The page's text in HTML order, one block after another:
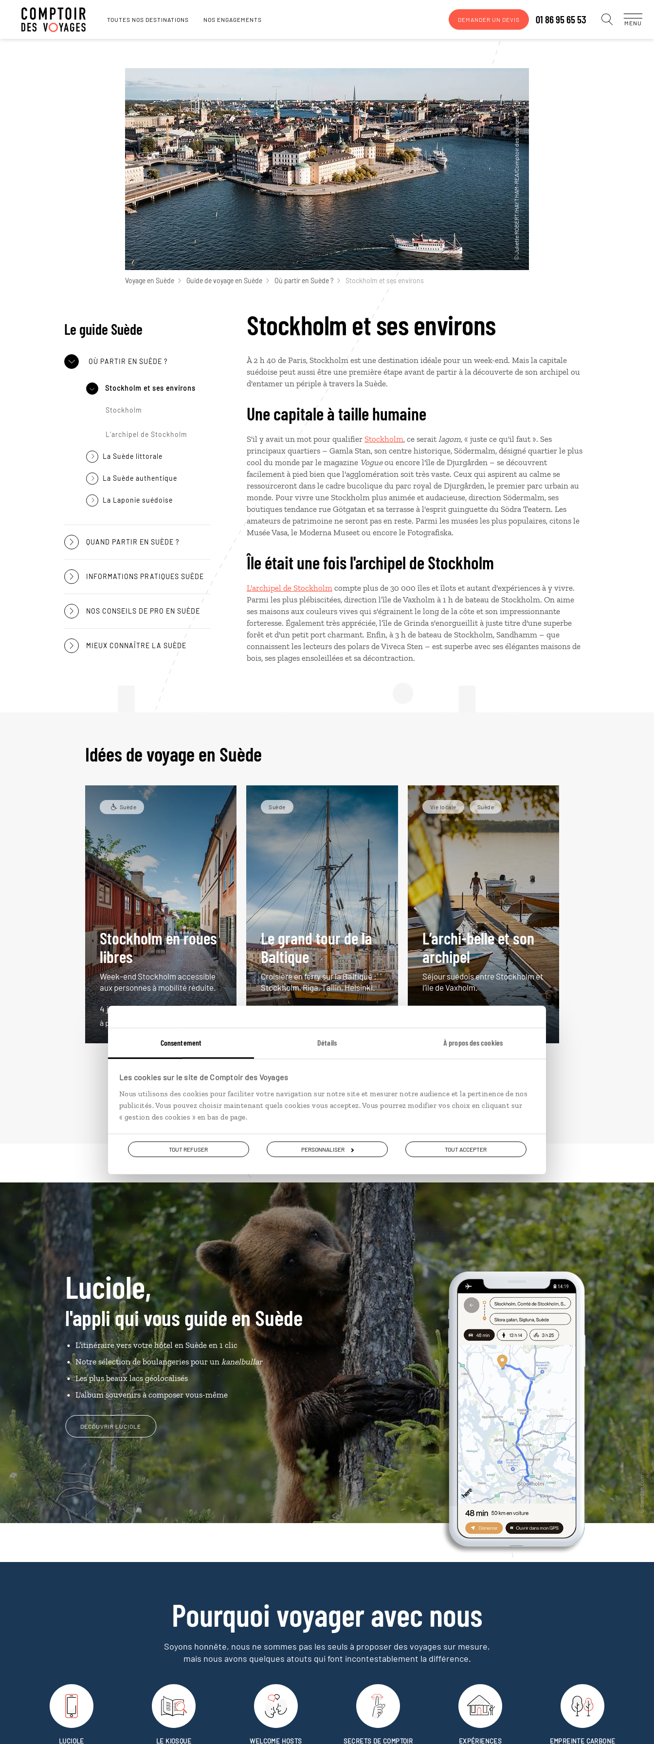
Consentement Détails À propos des cookies
Les cookies sur le site de Comptoir des Voyages
Nous utilisons des cookies pour faciliter votre navigation sur notre site et mesurer notre audience et la pertinence de nos
publicités. Vous pouvez choisir maintenant quels cookies vous acceptez. Vous pourrez modifier vos choix en cliquant sur
« gestion des cookies » en bas de page.
TOUT REFUSER PERSONNALISER TOUT ACCEPTER
TOUTES NOS DESTINATIONS NOS ENGAGEMENTS DEMANDER UN DEVIS 01 86 95 65 53 MENU
Voyage en Suède Guide de voyage en Suède Où partir en Suède ? Stockholm et ses environs
Le guide
Le guide Suède
OÙ PARTIR EN SUÈDE ?
Stockholm et ses environs
Stockholm
L’archipel de Stockholm
La Suède littorale
La Suède authentique
La Laponie suédoise
QUAND PARTIR EN SUÈDE ?
INFORMATIONS PRATIQUES SUÈDE
NOS CONSEILS DE PRO EN SUÈDE
MIEUX CONNAÎTRE LA SUÈDE
Stockholm et ses environs
À 2 h 40 de Paris, Stockholm est une destination idéale pour un week-end. Mais la capitale
suédoise peut aussi être une première étape avant de partir à la découverte de son archipel ou
d'entamer un périple à travers la Suède.
Une capitale à taille humaine
S'il y avait un mot pour qualifier Stockholm, ce serait lagom, « juste ce qu'il faut ». Ses
principaux quartiers – Gamla Stan, son centre historique, Södermalm, désigné quartier le plus
cool du monde par le magazine Vogueou encore l'île de Djurgården – se découvrent
facilement à pied bien que l'agglomération soit très vaste. Ceux qui aspirent au calme se
ressourceront dans le cadre bucolique du parc royal de Djurgården, le premier parc urbain au
monde. Pour vivre une Stockholm plus animée et audacieuse, direction Södermalm, ses
boutiques tendance rue Götgatan et sa terrasse à l'esprit guinguette du Södra Teatern. Les
amateurs de patrimoine ne seront pas en reste. Parmi les musées les plus populaires, citons le
Musée Vasa, le Moderna Museet ou encore le Fotografiska.
Île était une fois l'archipel de Stockholm
L'archipel de Stockholm compte plus de 30 000 îles et îlots et autant d'expériences à y vivre.
Parmi les plus plébiscitées, direction l’île de Vaxholm à 1 h de bateau de Stockholm. On aime
ses maisons aux couleurs vives qui s'égrainent le long de la côte et son impressionnante
forteresse. Également très appréciée, l’île de Grinda s'enorgueillit à juste titre d'une superbe
forêt et d'un petit port charmant. Enfin, à 3 h de bateau de Stockholm, Sandhamm – que
connaissent les lecteurs des polars de Viveca Sten – est superbe avec ses élégantes maisons de
bois, ses plages ensoleillées et sa décontraction.
Idées de voyage en Suède
Suède
Stockholm en roues
libres
Week-end Stockholm accessible
aux personnes à mobilité réduite.
4 jours / 3 nuits
à partir de 610€
Suède
Le grand tour de la
Baltique
Croisière en ferry sur la Baltique :
Stockholm, Riga, Tallin, Helsinki.
11 jours / 10 nuits
Vie locale Suède
L’archi-belle et son
archipel
Séjour suédois entre Stockholm et
l’île de Vaxholm.
5 jours / 4 nuits
VOIR NOS 9 IDÉES DE VOYAGE EN SUÈDE
Luciole,
l'appli qui vous guide en Suède
L’itinéraire vers votre hôtel en Suède en 1 clic
Notre sélection de boulangeries pour un kanelbullar
Les plus beaux lacs géolocalisés
L'album souvenirs à composer vous-même
DÉCOUVRIR LUCIOLE
Pourquoi voyager avec nous
Soyons honnête, nous ne sommes pas les seuls à proposer des voyages sur mesure,
mais nous avons quelques atouts qui font incontestablement la différence.
LUCIOLE LE KIOSQUE WELCOME HOSTS SECRETS DE COMPTOIR EXPÉRIENCES EMPREINTE CARBONE